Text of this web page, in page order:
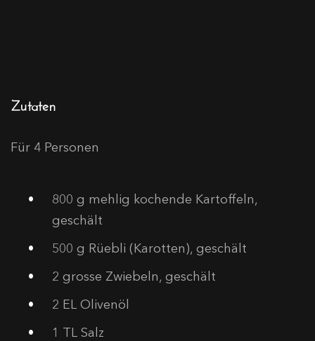
Zutaten
Für 4 Personen
800 g mehlig kochende Kartoffeln,
geschält
500 g Rüebli (Karotten), geschält
2 grosse Zwiebeln, geschält
2 EL Olivenöl
1 TL Salz